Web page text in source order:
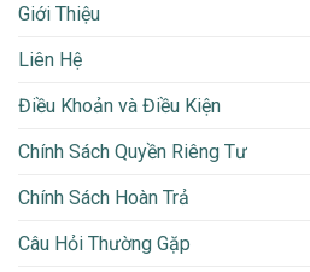
Giới Thiệu
Liên Hệ
Điều Khoản và Điều Kiện
Chính Sách Quyền Riêng Tư
Chính Sách Hoàn Trả
Câu Hỏi Thường Gặp